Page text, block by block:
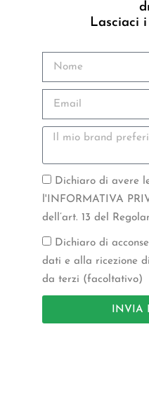
Lasciaci
Dichiaro di avere
l'INFORMATIVA
dell’art. 13 del
Dichiaro di
dati e alla ricezione
da terzi (facoltativo)
INVIA